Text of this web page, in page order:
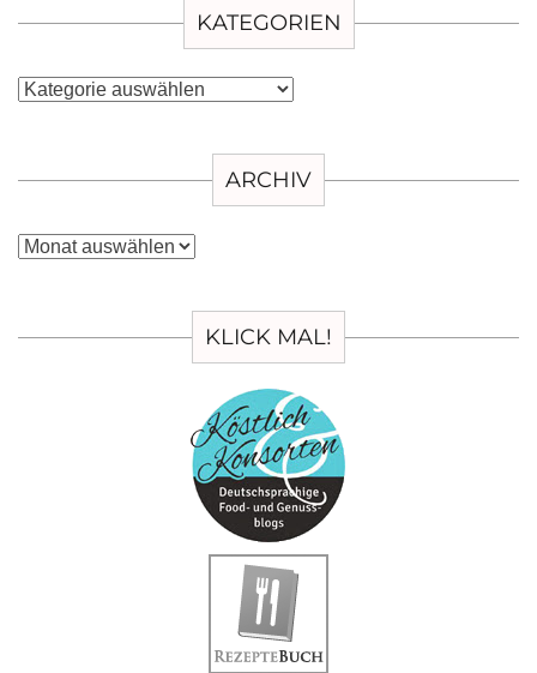
KATEGORIEN
Kategorien
ARCHIV
Archiv
KLICK MAL!